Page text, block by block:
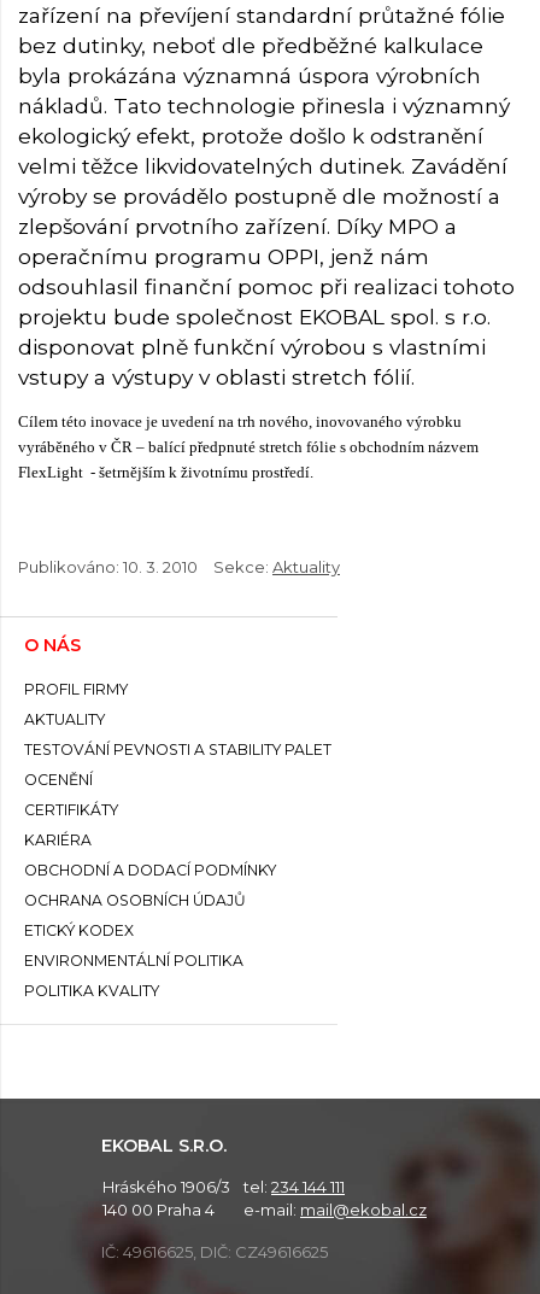
zařízení na převíjení standardní průtažné fólie
bez dutinky, neboť dle předběžné kalkulace
byla prokázána významná úspora výrobních
nákladů. Tato technologie přinesla i významný
ekologický efekt, protože došlo k odstranění
velmi těžce likvidovatelných dutinek. Zavádění
výroby se provádělo postupně dle možností a
zlepšování prvotního zařízení. Díky MPO a
operačnímu programu OPPI, jenž nám
odsouhlasil finanční pomoc při realizaci tohoto
projektu bude společnost EKOBAL spol. s r.o.
disponovat plně funkční výrobou s vlastními
vstupy a výstupy v oblasti stretch fólií.
Cílem této inovace je uvedení na trh nového, inovovaného výrobku
vyráběného v ČR – balící předpnuté stretch fólie s obchodním názvem
FlexLight - šetrnějším k životnímu prostředí.
Publikováno: 10. 3. 2010 Sekce: Aktuality
O NÁS
PROFIL FIRMY
AKTUALITY
TESTOVÁNÍ PEVNOSTI A STABILITY PALET
OCENĚNÍ
CERTIFIKÁTY
KARIÉRA
OBCHODNÍ A DODACÍ PODMÍNKY
OCHRANA OSOBNÍCH ÚDAJŮ
ETICKÝ KODEX
ENVIRONMENTÁLNÍ POLITIKA
POLITIKA KVALITY
EKOBAL S.R.O.
Hráského 1906/3
140 00 Praha 4
tel: 234 144 111
e-mail: mail@ekobal.cz
IČ: 49616625, DIČ: CZ49616625